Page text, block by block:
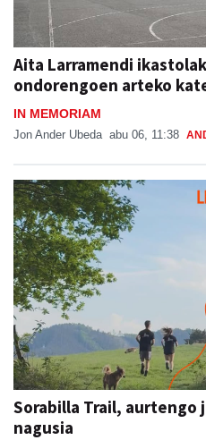
Aita Larramendi
ondorengoen arteko
IN MEMORIAM
Jon Ander Ubeda abu 06, 11:38
Sorabilla Trail, aurtengo
nagusia